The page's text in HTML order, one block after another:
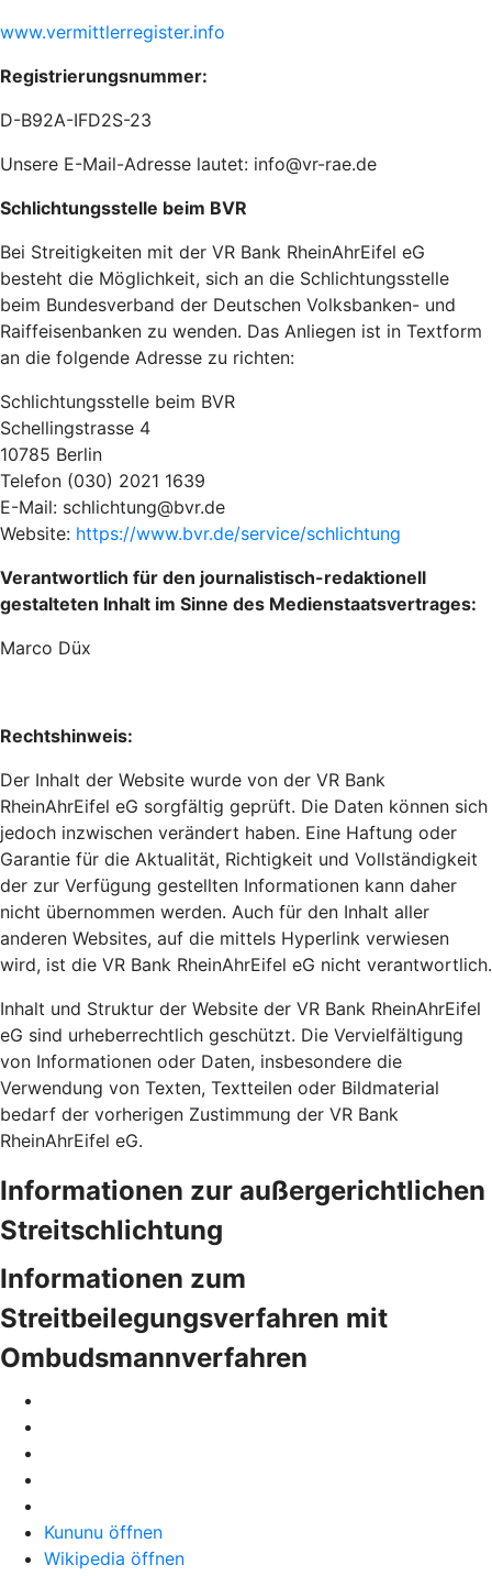
www.vermittlerregister.info
Registrierungsnummer:
D-B92A-IFD2S-23
Unsere E-Mail-Adresse lautet: info@vr-rae.de
Schlichtungsstelle beim BVR
Bei Streitigkeiten mit der VR Bank RheinAhrEifel eG
besteht die Möglichkeit, sich an die Schlichtungsstelle
beim Bundesverband der Deutschen Volksbanken- und
Raiffeisenbanken zu wenden. Das Anliegen ist in Textform
an die folgende Adresse zu richten:
Schlichtungsstelle beim BVR
Schellingstrasse 4
10785 Berlin
Telefon (030) 2021 1639
E-Mail: schlichtung@bvr.de
Website: https://www.bvr.de/service/schlichtung
Verantwortlich für den journalistisch-redaktionell
gestalteten Inhalt im Sinne des Medienstaatsvertrages:
Marco Düx
Rechtshinweis:
Der Inhalt der Website wurde von der VR Bank
RheinAhrEifel eG sorgfältig geprüft. Die Daten können sich
jedoch inzwischen verändert haben. Eine Haftung oder
Garantie für die Aktualität, Richtigkeit und Vollständigkeit
der zur Verfügung gestellten Informationen kann daher
nicht übernommen werden. Auch für den Inhalt aller
anderen Websites, auf die mittels Hyperlink verwiesen
wird, ist die VR Bank RheinAhrEifel eG nicht verantwortlich.
Inhalt und Struktur der Website der VR Bank RheinAhrEifel
eG sind urheberrechtlich geschützt. Die Vervielfältigung
von Informationen oder Daten, insbesondere die
Verwendung von Texten, Textteilen oder Bildmaterial
bedarf der vorherigen Zustimmung der VR Bank
RheinAhrEifel eG.
Informationen zur außergerichtlichen
Streitschlichtung
Informationen zum
Streitbeilegungsverfahren mit
Ombudsmannverfahren
Kununu öffnen
Wikipedia öffnen